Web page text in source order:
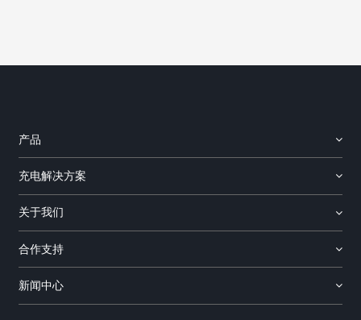
产品
充电解决方案
关于我们
合作支持
新闻中心